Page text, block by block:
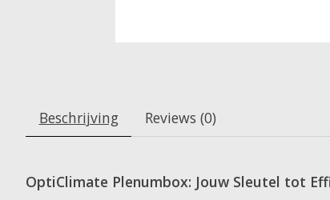
Beschrijving Reviews (0)
OptiClimate Plenumbox: Jouw Sleutel tot